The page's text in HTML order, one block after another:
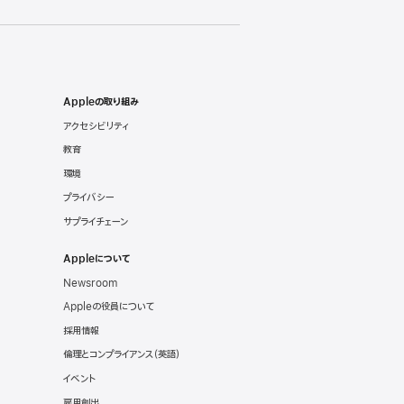
Appleの取り組み
アクセシビリティ
教育
環境
プライバシー
サプライチェーン
Appleについて
Newsroom
Appleの役員について
採用情報
倫理とコンプライアンス（英語）
イベント